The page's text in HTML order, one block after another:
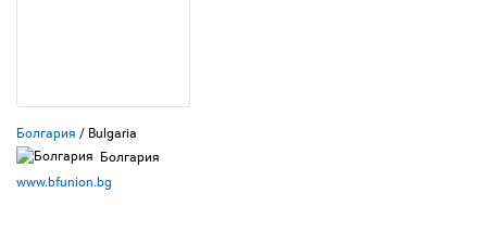
Болгария / Bulgaria
Болгария
www.bfunion.bg